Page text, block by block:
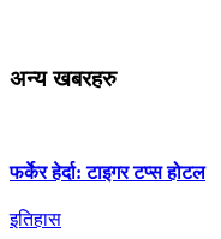
अन्य खबरहरु
फर्केर हेर्दा: टाइगर टप्स होटल
इतिहास